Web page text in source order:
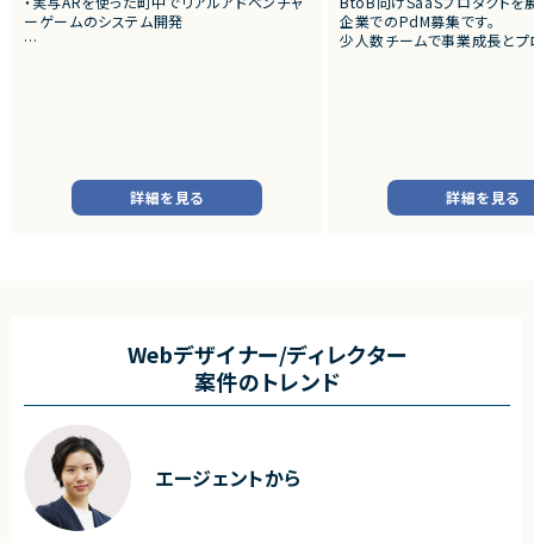
ーゲームのシステム開発
詳細を見る
企業でのPdM募集です。
少人数チームで事業成長とプ
・新規サービス開発プロジェ
・仮説立案、検証、優先順位
・KPI設計、ロードマップ策定
ィングとの連携推進
詳細を見る
Webデザイナー/ディレクター
案件のトレンド
エージェントから